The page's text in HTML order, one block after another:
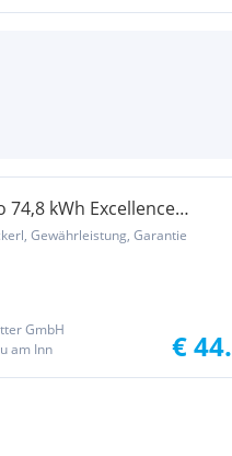
74,8 kWh Excellence
Gewährleistung, Garantie
GmbH
am Inn
€